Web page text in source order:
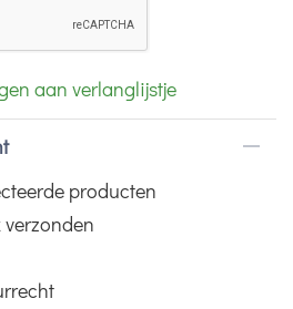
aan verlanglijstje
producten
verzonden